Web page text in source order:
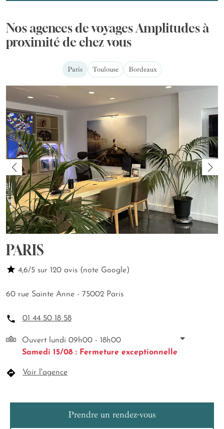
Nos agences de voyages Amplitudes à
proximité de chez vous
Paris Toulouse Bordeaux
PARIS
4,6/5 sur 120 avis (note Google)
60 rue Sainte Anne - 75002 Paris
01 44 50 18 58
Ouvert lundi 09h00 - 18h00
Samedi 15/08 : Fermeture exceptionnelle
Voir l'agence
Prendre un rendez-vous